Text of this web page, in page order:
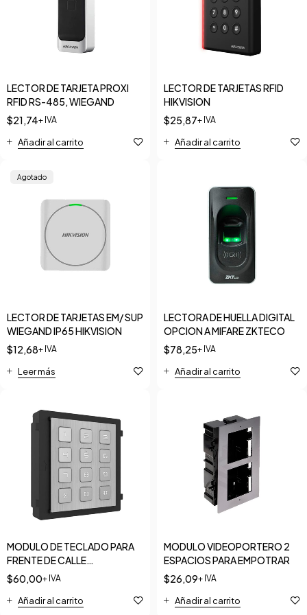
LECTOR DE TARJETA PROXI
RFID RS-485, WIEGAND
$21,74+ IVA
Añadir al carrito
LECTOR DE TARJETAS RFID
HIKVISION
$25,87+ IVA
Añadir al carrito
Agotado
LECTOR DE TARJETAS EM/ SUP
WIEGAND IP65 HIKVISION
$12,68+ IVA
Leer más
LECTORA DE HUELLA DIGITAL
OPCION A MIFARE ZKTECO
$78,25+ IVA
Añadir al carrito
MODULO DE TECLADO PARA
FRENTE DE CALLE
MULTIAPARTAMENTO
$60,00+ IVA
Añadir al carrito
MODULO VIDEOPORTERO 2
ESPACIOS PARA EMPOTRAR
$26,09+ IVA
Añadir al carrito